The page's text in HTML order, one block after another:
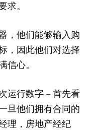
求。
，他们能够输入购
，因此他们对选择
信心。
运行数字 – 首先看
旦他们拥有合同的
理，房地产经纪